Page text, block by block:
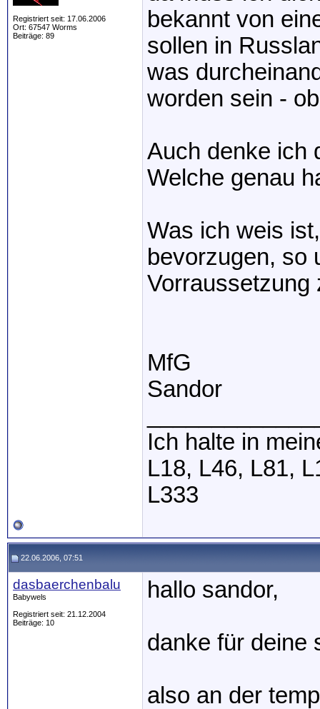
Registriert seit: 17.06.2006
Ort: 67547 Worms
Beiträge: 89
bekannt von
sollen in
was
worden sein -
Auch denke ich
Welche genau
Was ich weis
bevorzugen, so
Vorraussetzung
MfG
Sandor
Ich halte in
L18, L46, L81,
L333
22.06.2006, 07:51
dasbaerchenbalu
Babywels
Registriert seit: 21.12.2004
Beiträge: 10
hallo sandor,
danke für deine
also an der